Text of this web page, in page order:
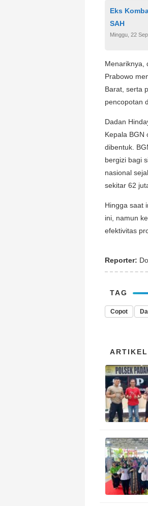
Eks
SAH
Minggu, 22
Menariknya,
Prabowo
Barat, serta
pencopotan
Dadan
Kepala BGN
dibentuk.
bergizi bagi
nasional
sekitar 62
Hingga saat
ini, namun
efektivitas
Reporter:
TAG
Copot